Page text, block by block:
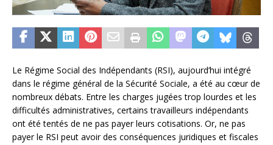
Le Régime Social des Indépendants (RSI), aujourd’hui intégré
dans le régime général de la Sécurité Sociale, a été au cœur de
nombreux débats. Entre les charges jugées trop lourdes et les
difficultés administratives, certains travailleurs indépendants
ont été tentés de ne pas payer leurs cotisations. Or, ne pas
payer le RSI peut avoir des conséquences juridiques et fiscales